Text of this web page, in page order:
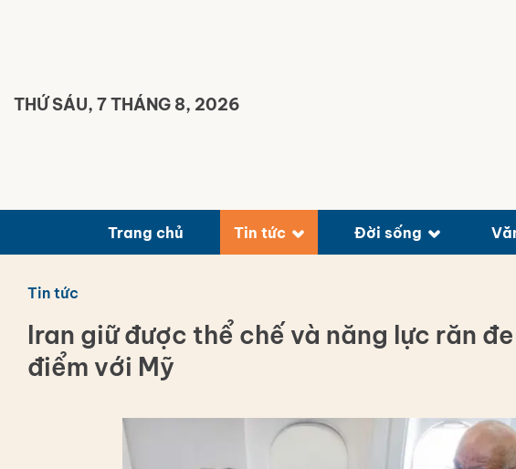
THỨ SÁU, 7 THÁNG 8, 2026
Trang chủ Tin tức Đời sống
Tin tức
Iran giữ được thể chế và năng lực răn
điểm với Mỹ